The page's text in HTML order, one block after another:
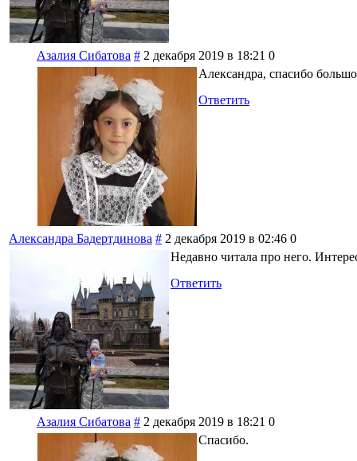
Азалия Сибатова # 2 декабря 2019 в 18:21 0
Александра, спасибо
Ответить
Александра Бадертдинова # 2 декабря 2019 в 02:46 0
Недавно читала про него.
Ответить
Азалия Сибатова # 2 декабря 2019 в 18:21 0
Спасибо.